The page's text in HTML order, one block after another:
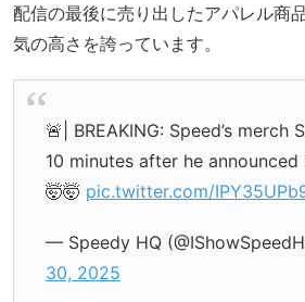
配信の最後に売り出したアパレル商
気の高さを誇っています。
🚨| BREAKING: Speed’s merch
10 minutes after he
🤯🤯 pic.twitter.com/
— Speedy HQ
30, 2025